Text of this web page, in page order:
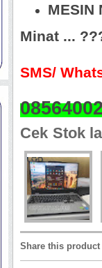
MESIN
Minat ...
SMS/
Cek Stok
Share this product